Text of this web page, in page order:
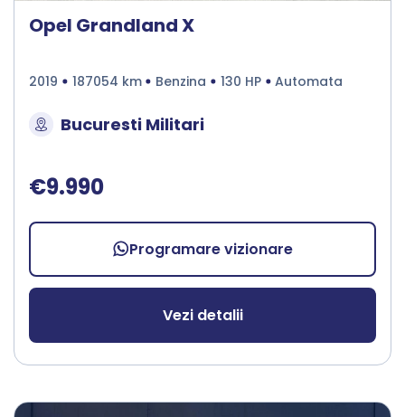
Opel Grandland X
2019 187054 km Benzina 130 HP Automata
Bucuresti Militari
€9.990
Programare vizionare
Vezi detalii